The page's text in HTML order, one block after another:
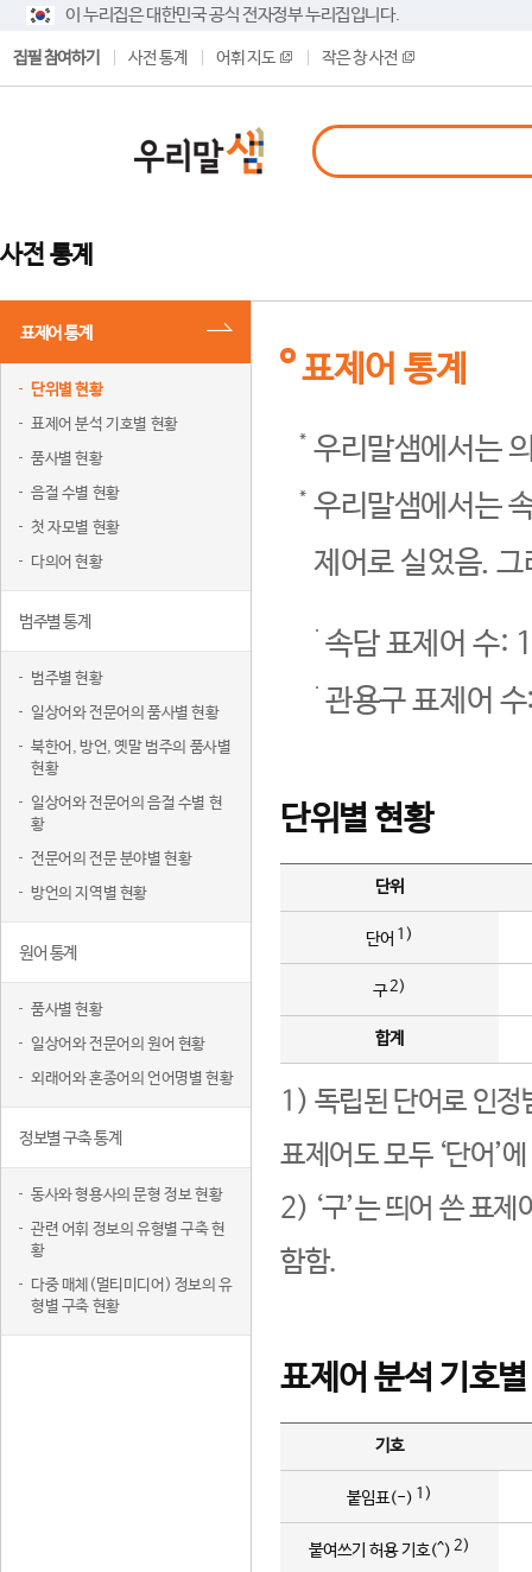
이 누리집은 대한민국 공식 전자정부 누리집입니다.
집필 참여하기 사전 통계 어휘 지도 작은 창 사전
사전 통계
표제어 통계
단위별 현황
표제어 분석 기호별 현황
품사별 현황
음절 수별 현황
첫 자모별 현황
다의어 현황
범주별 통계
범주별 현황
일상어와 전문어의 품사별 현황
북한어, 방언, 옛말 범주의 품사별
현황
일상어와 전문어의 음절 수별 현
황
전문어의 전문 분야별 현황
방언의 지역별 현황
원어 통계
품사별 현황
일상어와 전문어의 원어 현황
외래어와 혼종어의 언어명별 현황
정보별 구축 통계
동사와 형용사의 문형 정보 현황
관련 어휘 정보의 유형별 구축 현
황
다중 매체(멀티미디어) 정보의 유
형별 구축 현황
표제어 통계
우리말샘에서는
우리말샘에서는
제어로 실었음.
속담 표제어 수:
관용구 표제어
단위별 현황
단위
단어 1)
구2)
합계
1) 독립된 단어로 인정
표제어도 모두 ‘단어’
2) ‘구’는 띄어 쓴 표
함함.
표제어 분석 기호
기호
붙임표(-) 1)
붙여쓰기 허용 기호(^) 2)